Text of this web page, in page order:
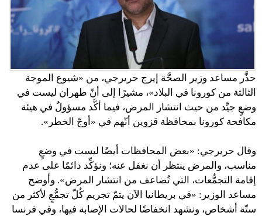
حذَّر مساعد وزير الصحَّة إيرج حريرجي، من «شيوع الموجة
الثالثة من كورونا في البلاد»، مشيرًا إلى أنّ طهران ليست في
وضعٍ جيِّد من حيث انتشار المرض، فيما أكَّد مسؤولٌ في هيئة
مكافحة كورونا بمحافظة قزوين أنّهم في «أوجّ الخطر».
وقال حريرجي: «بعض المحافظات أيضًا ليست في وضعٍ
مناسب، والمرض ينتظر أن نغفل عنه؛ ونؤكِّد دائمًا على عدم
إقامة التجمُّعات، التي تُضاعف من انتشار المرض». وأوضح
مساعد الوزير: «في بريطانيا الآن يتمّ تجريم كُلّ تجمُّعٍ لأكثر من
ستّة أشخاص، ونشهد انخفاضًا لحالات الإصابة فيها، وفي فرنسا